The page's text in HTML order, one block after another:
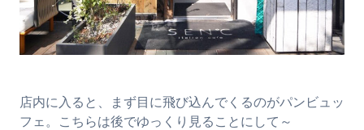
店内に入ると、まず目に飛び込んでくるのがパンビュッ
フェ。こちらは後でゆっくり見ることにして～